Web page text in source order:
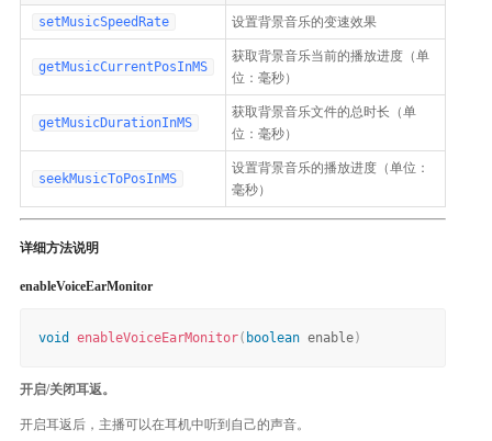
setMusicSpeedRate 设置背景音乐的变速效果
getMusicCurrentPosInMS
获取背景音乐当前的播放进度（单
位：毫秒）
getMusicDurationInMS
获取背景音乐文件的总时长（单
位：毫秒）
seekMusicToPosInMS
设置背景音乐的播放进度（单位：
毫秒）
详细方法说明
enableVoiceEarMonitor
void enableVoiceEarMonitor( boolean enable)
开启/关闭耳返。
开启耳返后，主播可以在耳机中听到自己的声音。